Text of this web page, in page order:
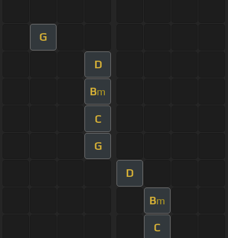
G
D
Bm
C
G
D
Bm
C